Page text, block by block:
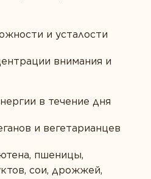
и усталости
внимания и
в течение дня
и вегетарианцев
пшеницы,
сои, дрожжей,